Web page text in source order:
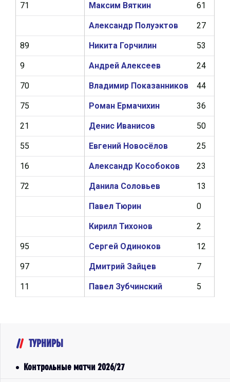
Максим Вяткин 61
Александр Полуэктов 27
Никита Горчилин 53
Андрей Алексеев 24
Владимир Показанников 44
Роман Ермачихин 36
Денис Иванисов 50
Евгений Новосёлов 25
Александр Кособоков 23
Данила Соловьев 13
Павел Тюрин 0
Кирилл Тихонов 2
Сергей Одиноков 12
Дмитрий Зайцев 7
Павел Зубчинский 5
71
89
9
70
75
21
55
16
72
95
97
11
ТУРНИРЫ
Контрольные матчи 2026/27